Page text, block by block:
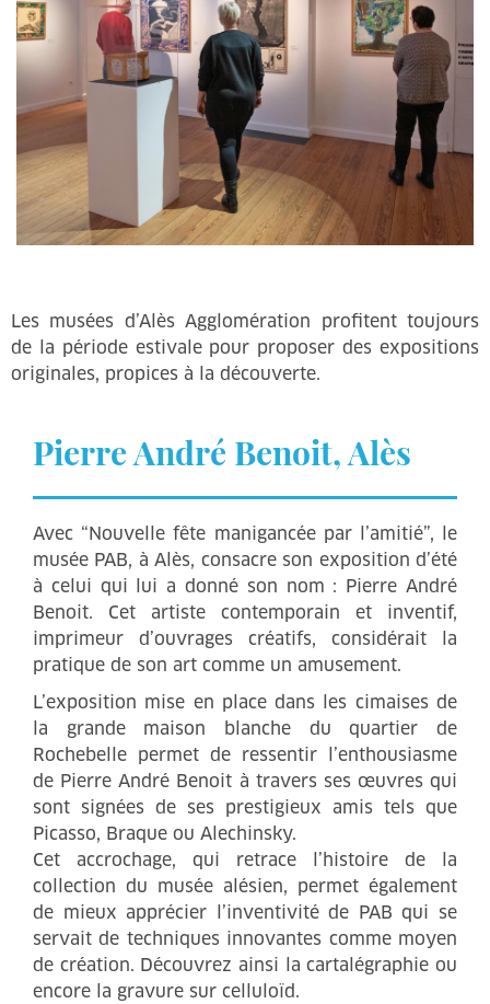
Les musées d’Alès Agglomération profitent toujours
de la période estivale pour proposer des expositions
originales, propices à la découverte.
Pierre André Benoit, Alès
Avec “Nouvelle fête manigancée par l’amitié”, le
musée PAB, à Alès, consacre son exposition d’été
à celui qui lui a donné son nom : Pierre André
Benoit. Cet artiste contemporain et inventif,
imprimeur d’ouvrages créatifs, considérait la
pratique de son art comme un amusement.
L’exposition mise en place dans les cimaises de
la grande maison blanche du quartier de
Rochebelle permet de ressentir l’enthousiasme
de Pierre André Benoit à travers ses œuvres qui
sont signées de ses prestigieux amis tels que
Picasso, Braque ou Alechinsky.
Cet accrochage, qui retrace l’histoire de la
collection du musée alésien, permet également
de mieux apprécier l’inventivité de PAB qui se
servait de techniques innovantes comme moyen
de création. Découvrez ainsi la cartalégraphie ou
encore la gravure sur celluloïd.